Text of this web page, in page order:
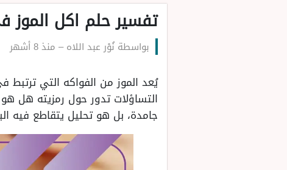
تفسير حلم اكل الموز
بواسطة نُوْر عبد اللاه– منذ 8 أشهر
يُعد الموز من الفواكه التي ترتبط
التساؤلات تدور حول رمزيته هل
جامدة، بل هو تحليل يتقاطع فيه